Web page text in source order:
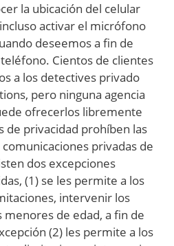
la ubicación del celular
activar el micrófono
deseemos a fin de
Cientos de clientes
a los detectives privado
pero ninguna agencia
ofrecerlos libremente
de privacidad prohíben las
privadas de
dos excepciones
(1) se les permite a los
intervenir los
de edad, a fin de
(2) les permite a los